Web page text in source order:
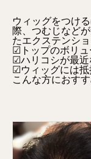
ウィッグをつけ
際、つむじなど
たエクステンシ
☑︎トップのボリュ
☑︎ハリコシが最近
☑︎ウィッグには抵
こんな方におす